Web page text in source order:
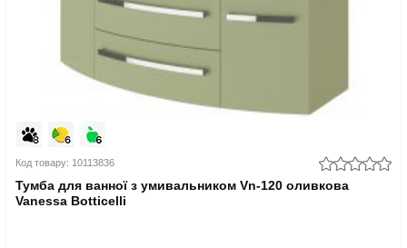
Код товару: 10113836
Тумба для ванної з умивальником Vn-120 оливкова
Vanessa Botticelli